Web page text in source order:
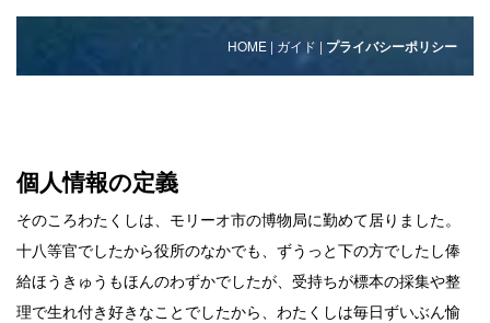
HOME | ガイド | プライバシーポリシー
個人情報の定義
そのころわたくしは、モリーオ市の博物局に勤めて居りました。
十八等官でしたから役所のなかでも、ずうっと下の方でしたし俸
給ほうきゅうもほんのわずかでしたが、受持ちが標本の採集や整
理で生れ付き好きなことでしたから、わたくしは毎日ずいぶん愉